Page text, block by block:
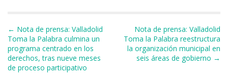
b
o
o
k
k
y
d
s
a
m
ti
r
Navegación de entradas
← Nota de prensa: Valladolid
Toma la Palabra culmina un
programa centrado en los
derechos, tras nueve meses
de proceso participativo
Nota de prensa: Valladolid
Toma la Palabra reestructura
la organización municipal en
seis áreas de gobierno →